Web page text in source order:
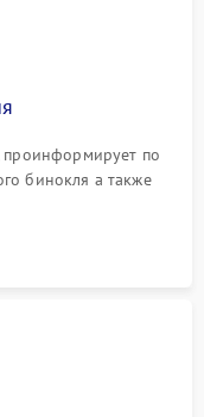
проинформирует по
бинокля а также